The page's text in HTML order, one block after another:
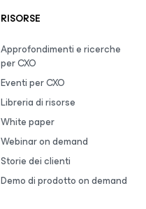
RISORSE
Approfondimenti e ricerche
per CXO
Eventi per CXO
Libreria di risorse
White paper
Webinar on demand
Storie dei clienti
Demo di prodotto on demand